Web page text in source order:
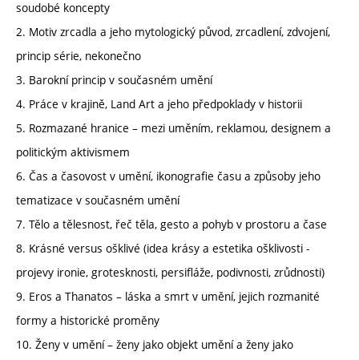
soudobé koncepty
2. Motiv zrcadla a jeho mytologický původ, zrcadlení, zdvojení,
princip série, nekonečno
3. Barokní princip v současném umění
4. Práce v krajině, Land Art a jeho předpoklady v historii
5. Rozmazané hranice – mezi uměním, reklamou, designem a
politickým aktivismem
6. Čas a časovost v umění, ikonografie času a způsoby jeho
tematizace v současném umění
7. Tělo a tělesnost, řeč těla, gesto a pohyb v prostoru a čase
8. Krásné versus ošklivé (idea krásy a estetika ošklivosti -
projevy ironie, grotesknosti, persifláže, podivnosti, zrůdnosti)
9. Eros a Thanatos – láska a smrt v umění, jejich rozmanité
formy a historické proměny
10. Ženy v umění – ženy jako objekt umění a ženy jako